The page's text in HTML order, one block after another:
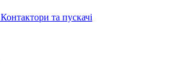
Контактори та пускачі